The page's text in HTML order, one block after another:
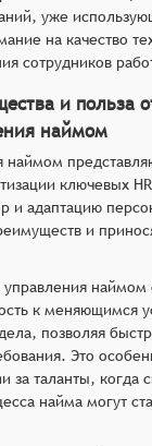
уже
на качество
сотрудников
и польза
наймом
наймом
ключевых
и адаптацию
и
к меняющимся
позволяя
Это
за таланты, когда
найма могут